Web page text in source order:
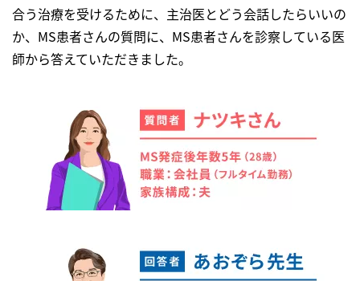
合う治療を受けるために、主治医とどう会話したらいいの
か、MS患者さんの質問に、MS患者さんを診察している医
師から答えていただきました。